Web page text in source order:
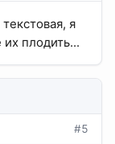
я
плодить...
#5